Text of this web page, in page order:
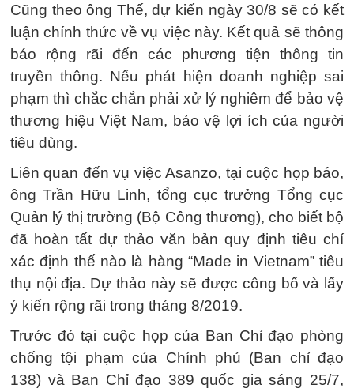
Cũng theo ông Thế, dự kiến ngày 30/8 sẽ có kết
luận chính thức về vụ việc này. Kết quả sẽ thông
báo rộng rãi đến các phương tiện thông tin
truyền thông. Nếu phát hiện doanh nghiệp sai
phạm thì chắc chắn phải xử lý nghiêm để bảo vệ
thương hiệu Việt Nam, bảo vệ lợi ích của người
tiêu dùng.
Liên quan đến vụ việc Asanzo, tại cuộc họp báo,
ông Trần Hữu Linh, tổng cục trưởng Tổng cục
Quản lý thị trường (Bộ Công thương), cho biết bộ
đã hoàn tất dự thảo văn bản quy định tiêu chí
xác định thế nào là hàng “Made in Vietnam” tiêu
thụ nội địa. Dự thảo này sẽ được công bố và lấy
ý kiến rộng rãi trong tháng 8/2019.
Trước đó tại cuộc họp của Ban Chỉ đạo phòng
chống tội phạm của Chính phủ (Ban chỉ đạo
138) và Ban Chỉ đạo 389 quốc gia sáng 25/7,